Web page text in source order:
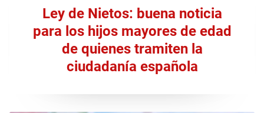
Ley de Nietos: buena noticia
para los hijos mayores de edad
de quienes tramiten la
ciudadanía española